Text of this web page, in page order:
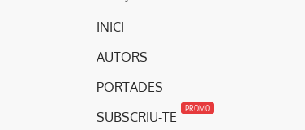
INICI
AUTORS
PORTADES
SUBSCRIU-TE
PROMO